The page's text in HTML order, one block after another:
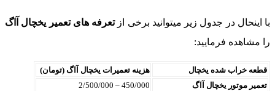
اینحال در جدول زیر میتوانید برخی از تعرفه های تعمیر یخچال آاگ
مشاهده فرمایید:
قطعه خراب شده یخچال
هزینه تعمیرات یخچال آاگ (تومان)
تعمیر موتور یخچال آاگ
450/000 – 2/500/000